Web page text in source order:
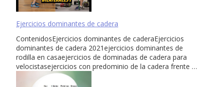
Ejercicios dominantes de cadera
ContenidosEjercicios dominantes de caderaEjercicios
dominantes de cadera 2021ejercicios dominantes de
rodilla en casaejercicios de dominadas de cadera para
velocistasejercicios con predominio de la cadera frente …